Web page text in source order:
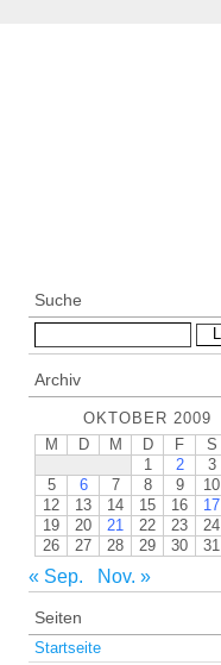
Suche
Archiv
OKTOBER 2009
M
D M D F S
1
2 3
5
6 7 8 9 10
12
13 14 15 16 17
19
20 21 22 23 24
26
27 28 29 30 31
« Sep. Nov. »
Seiten
Startseite